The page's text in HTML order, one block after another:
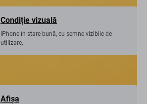
Condiție vizuală
iPhone în stare bună, cu semne vizibile de
utilizare.
Afişa